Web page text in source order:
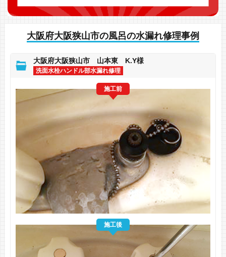
大阪府大阪狭山市の風呂の水漏れ修理事例
大阪府大阪狭山市 山本東 K.Y様
洗面水栓ハンドル部水漏れ修理
施工前
施工後